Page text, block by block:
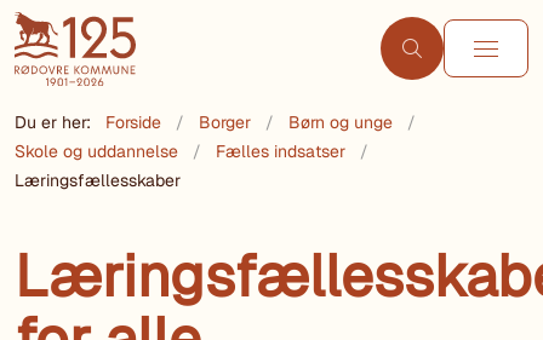
Du er her: Forside Borger
Børn og unge
Skole og uddannelse
Fælles indsatser
Læringsfællesskaber